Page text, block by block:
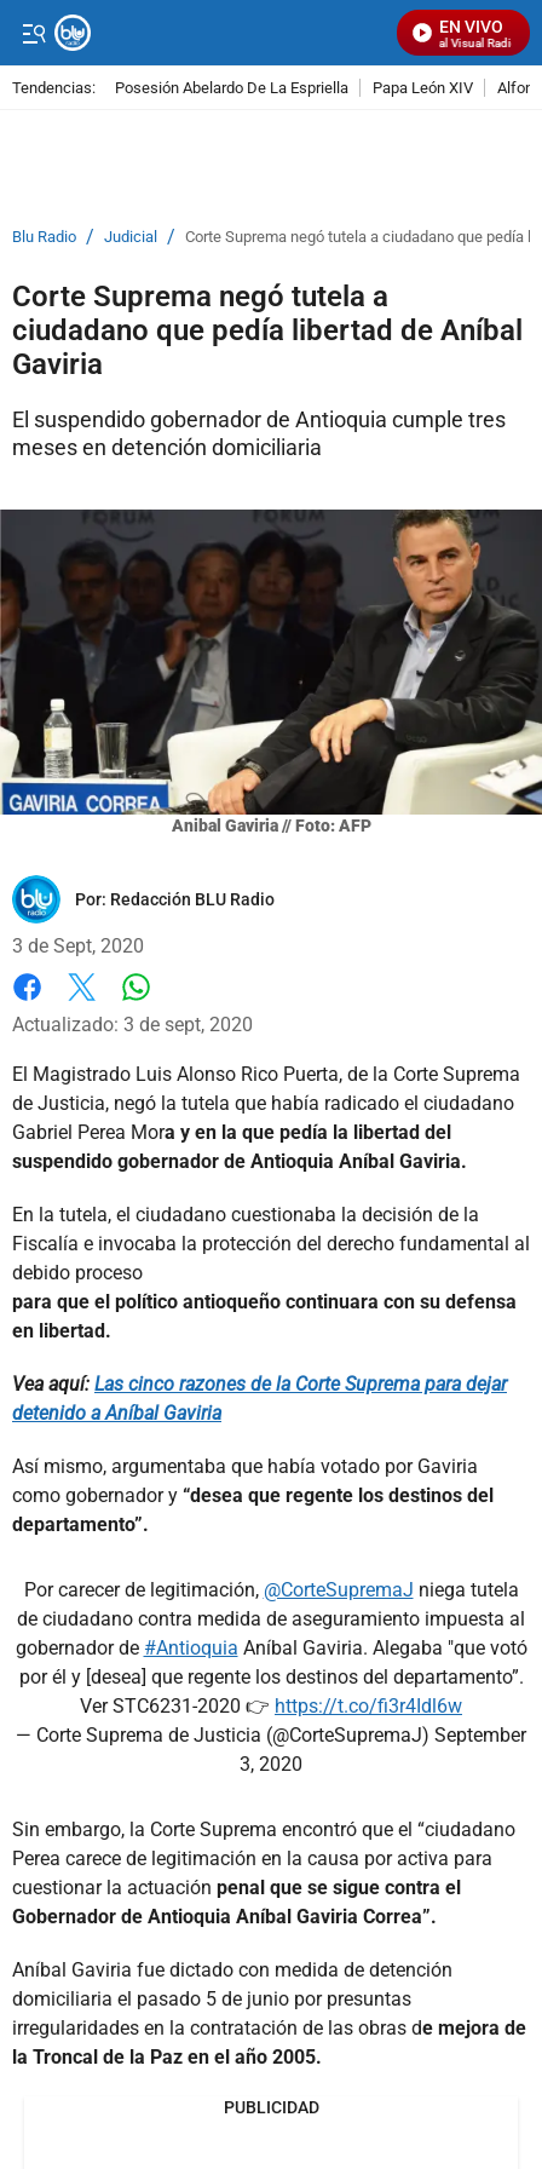
EN VIVO
Señal Visual Radio
Tendencias: Posesión Abelardo De La Espriella Papa León XIV
Blu Radio / Judicial / Corte Suprema negó tutela a ciudadano que pedía
Corte Suprema negó tutela a
ciudadano que pedía libertad de Aníbal
Gaviria
El suspendido gobernador de Antioquia cumple tres
meses en detención domiciliaria
Anibal Gaviria // Foto: AFP
Por: Redacción BLU Radio
3 de Sept, 2020
Facebook
X
Actualizado: 3 de sept, 2020
El Magistrado Luis Alonso Rico Puerta, de la Corte Suprema
de Justicia, negó la tutela que había radicado el ciudadano
Gabriel Perea Mora y en la que pedía la libertad del
suspendido gobernador de Antioquia Aníbal Gaviria.
En la tutela, el ciudadano cuestionaba la decisión de la
Fiscalía e invocaba la protección del derecho fundamental al
debido proceso
para que el político antioqueño continuara con su defensa
en libertad.
Vea aquí: Las cinco razones de la Corte Suprema para dejar
detenido a Aníbal Gaviria
Así mismo, argumentaba que había votado por Gaviria
como gobernador y “desea que regente los destinos del
departamento”.
Por carecer de legitimación, @CorteSupremaJ niega tutela
de ciudadano contra medida de aseguramiento impuesta al
gobernador de #Antioquia Aníbal Gaviria. Alegaba "que votó
por él y [desea] que regente los destinos del departamento”.
Ver STC6231-2020 👉 https://t.co/fi3r4Idl6w
— Corte Suprema de Justicia (@CorteSupremaJ) September
3, 2020
Sin embargo, la Corte Suprema encontró que el “ciudadano
Perea carece de legitimación en la causa por activa para
cuestionar la actuación penal que se sigue contra el
Gobernador de Antioquia Aníbal Gaviria Correa”.
Aníbal Gaviria fue dictado con medida de detención
domiciliaria el pasado 5 de junio por presuntas
irregularidades en la contratación de las obras de mejora de
la Troncal de la Paz en el año 2005.
PUBLICIDAD